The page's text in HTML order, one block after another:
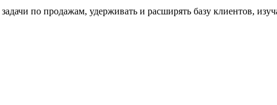
по продажам, удерживать и расширять базу клиентов,